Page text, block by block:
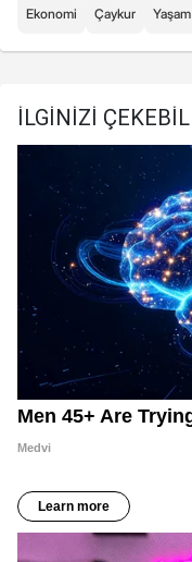
Ekonomi Çaykur Yaşam